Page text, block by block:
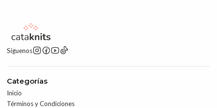
Síguenos
Categorías
Inicio
Términos y Condiciones